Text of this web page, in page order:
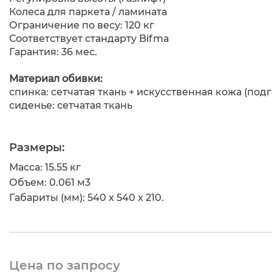
Колеса для паркета / ламината
Ограничение по весу: 120 кг
Соответствует стандарту Bifma
Гарантия: 36 мес.
Материал обивки:
спинка: сетчатая ткань + искусственная кожа
сиденье: сетчатая ткань
Размеры:
Масса: 15.55 кг
Объем: 0.061 м3
Габариты (мм): 540 x 540 x 210.
Цена по запросу